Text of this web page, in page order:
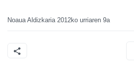
Noaua Aldizkaria 2012ko urriaren 9a